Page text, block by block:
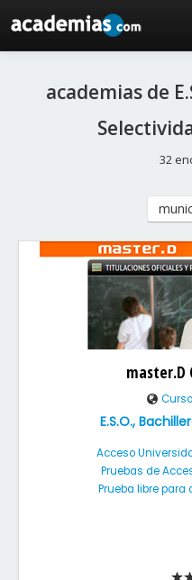
blog
academias de
32
master.D
E.S.O.,
Acceso
Pruebas de
Prueba libre